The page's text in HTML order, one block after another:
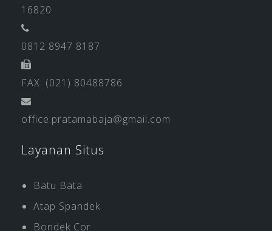
16820
0812 8947 8187
FAX: (021) 80488786
office.pratamabaja@gmail.com
Layanan Situs
Batu Bata
Atap Spandek
Bondek Cor